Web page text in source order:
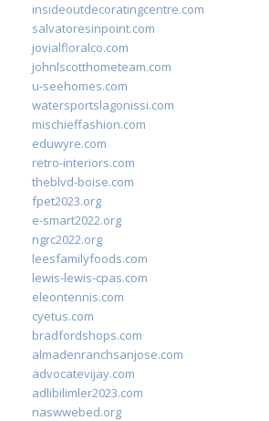
insideoutdecoratingcentre.com
salvatoresinpoint.com
jovialfloralco.com
johnlscotthometeam.com
u-seehomes.com
watersportslagonissi.com
mischieffashion.com
eduwyre.com
retro-interiors.com
theblvd-boise.com
fpet2023.org
e-smart2022.org
ngrc2022.org
leesfamilyfoods.com
lewis-lewis-cpas.com
eleontennis.com
cyetus.com
bradfordshops.com
almadenranchsanjose.com
advocatevijay.com
adlibilimler2023.com
naswwebed.org